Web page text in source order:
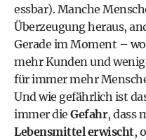
essbar). Manche
Überzeugung heraus,
Gerade im Moment –
mehr Kunden und
für immer mehr
Und wie gefährlich ist
immer die Gefahr, dass
Lebensmittelerwischt,